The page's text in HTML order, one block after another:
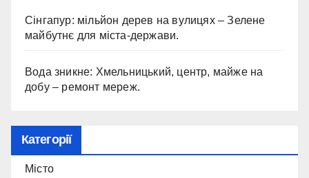
Сінгапур: мільйон дерев на вулицях – Зелене
майбутнє для міста-держави.
Вода зникне: Хмельницький, центр, майже на
добу – ремонт мереж.
Категорії
Місто